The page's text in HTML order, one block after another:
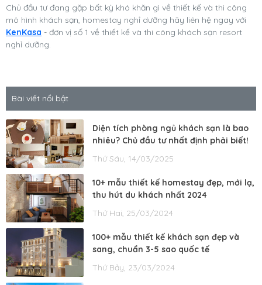
Chủ đầu tư đang gặp bất kỳ khó khăn gì về thiết kế và thi công
mô hình khách sạn, homestay nghỉ dưỡng hãy liên hệ ngay với
KenKasa - đơn vị số 1 về thiết kế và thi công khách sạn resort
nghỉ dưỡng.
Bài viết nổi bật
Diện tích phòng ngủ khách sạn là bao
nhiêu? Chủ đầu tư nhất định phải biết!
Thứ Sáu, 14/03/2025
10+ mẫu thiết kế homestay đẹp, mới lạ,
thu hút du khách nhất 2024
Thứ Hai, 25/03/2024
100+ mẫu thiết kế khách sạn đẹp và
sang, chuẩn 3-5 sao quốc tế
Thứ Bảy, 23/03/2024